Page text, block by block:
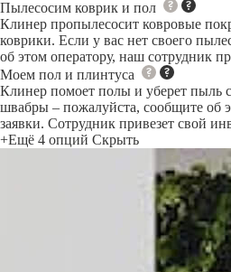
Пылесосим коврик и пол
Клинер пропылесосит ковровые
коврики. Если у вас нет своего
об этом оператору, наш сотрудник
Моем пол и плинтуса
Клинер помоет полы и уберет пыль
швабры – пожалуйста, сообщите об
заявки. Сотрудник привезет свой
+Ещё 4 опций Скрыть